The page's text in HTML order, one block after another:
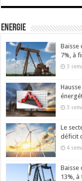
Energie
Baisse
7%, à
3
3
Le
déficit
4
Baisse
13%, à